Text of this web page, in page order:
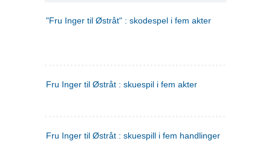
"Fru Inger til Østråt" : skodespel i fem akter
Fru Inger til Østråt : skuespil i fem akter
Fru Inger til Østråt : skuespill i fem handlinger